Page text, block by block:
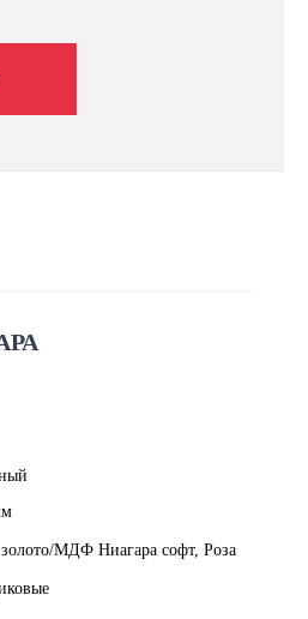
МДФ Ниагара софт, Роза